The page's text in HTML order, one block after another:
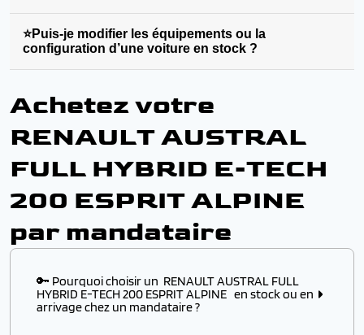
⭐Puis-je modifier les équipements ou la
configuration d’une voiture en stock ?
Achetez votre
RENAULT AUSTRAL
FULL HYBRID E-TECH
200 ESPRIT ALPINE
par mandataire
🔑 Pourquoi choisir un RENAULT AUSTRAL FULL
HYBRID E-TECH 200 ESPRIT ALPINE en stock ou en
arrivage chez un mandataire ?